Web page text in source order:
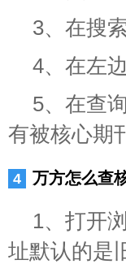
3、在搜
4、在左
5、在查
有被核心期
万方怎么查
1、打开
址默认的是